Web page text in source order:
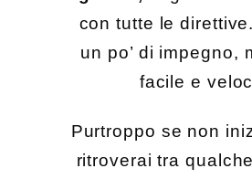
con tutte le
un po’ di impegno,
facile e
Purtroppo se non
ritroverai tra